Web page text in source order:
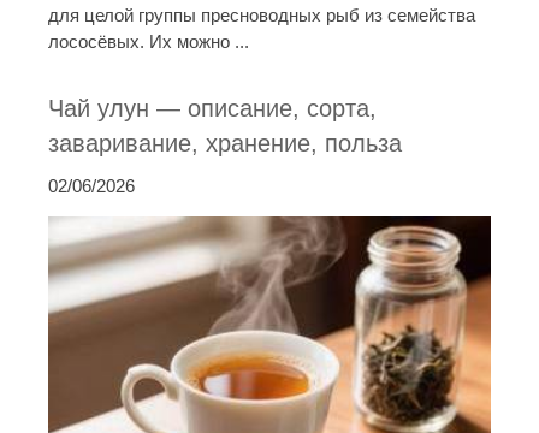
для целой группы пресноводных рыб из семейства
лососёвых. Их можно ...
Чай улун — описание, сорта,
заваривание, хранение, польза
02/06/2026